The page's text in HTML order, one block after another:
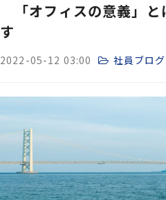
「オフィスの意義」
す
2022-05-12 03:00 社員ブログ